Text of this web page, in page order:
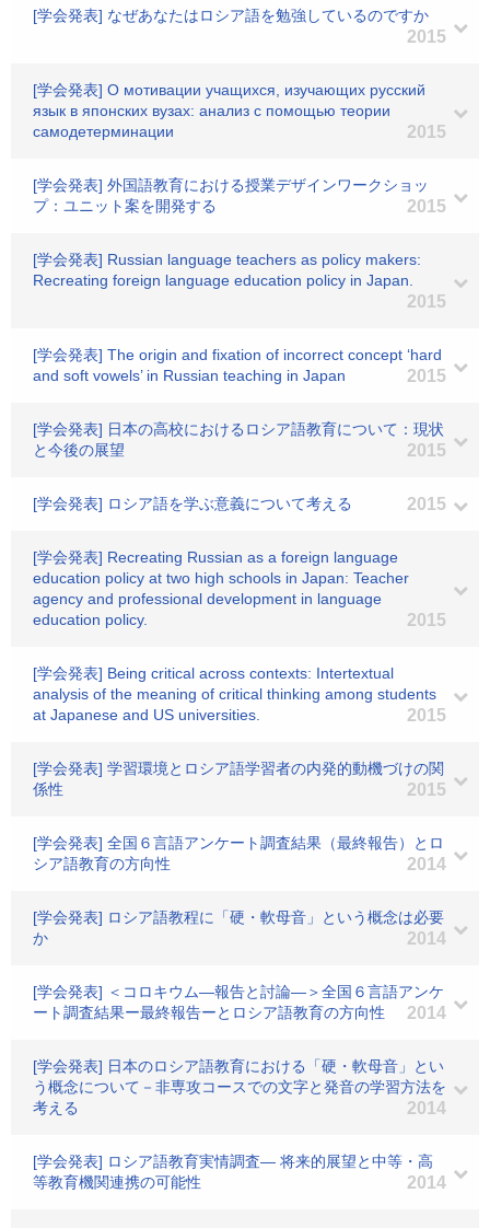
[学会発表] なぜあなたはロシア語を勉強しているのですか
2015
[学会発表] О мотивации учащихся, изучающих русский
язык в японских вузах: анализ с помощью теории
самодетерминации
2015
[学会発表] 外国語教育における授業デザインワークショッ
プ：ユニット案を開発する
2015
[学会発表] Russian language teachers as policy makers:
Recreating foreign language education policy in Japan.
2015
[学会発表] The origin and fixation of incorrect concept ‘hard
and soft vowels’ in Russian teaching in Japan
2015
[学会発表] 日本の高校におけるロシア語教育について：現状
と今後の展望
2015
[学会発表] ロシア語を学ぶ意義について考える 2015
[学会発表] Recreating Russian as a foreign language
education policy at two high schools in Japan: Teacher
agency and professional development in language
education policy.
2015
[学会発表] Being critical across contexts: Intertextual
analysis of the meaning of critical thinking among students
at Japanese and US universities.
2015
[学会発表] 学習環境とロシア語学習者の内発的動機づけの関
係性
2015
[学会発表] 全国６言語アンケート調査結果（最終報告）とロ
シア語教育の方向性
2014
[学会発表] ロシア語教程に「硬・軟母音」という概念は必要
か
2014
[学会発表] ＜コロキウム―報告と討論―＞全国６言語アンケ
ート調査結果ー最終報告ーとロシア語教育の方向性
2014
[学会発表] 日本のロシア語教育における「硬・軟母音」とい
う概念について－非専攻コースでの文字と発音の学習方法を
考える
2014
[学会発表] ロシア語教育実情調査― 将来的展望と中等・高
等教育機関連携の可能性
2014